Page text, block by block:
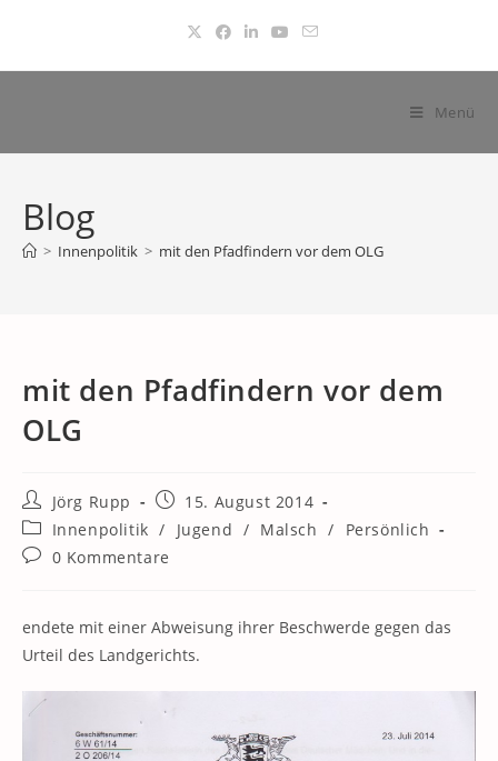
springen
Menü
Blog
> Innenpolitik > mit den Pfadfindern vor dem OLG
mit den Pfadfindern vor dem
OLG
Beitrags-
Autor:
Jörg Rupp
Beitrag
veröffentlicht:
15. August 2014
Beitrags-
Kategorie:
Innenpolitik / Jugend / Malsch /
Persönlich
Beitrags-
0 Kommentare
endete mit einer Abweisung ihrer Beschwerde gegen das
Urteil des Landgerichts.